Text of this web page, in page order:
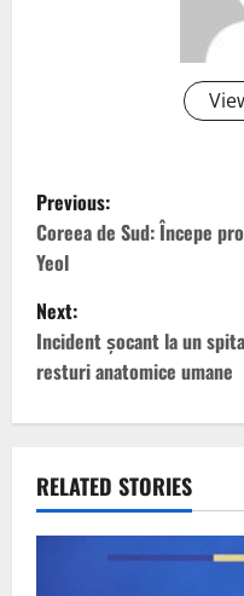
P
o
s
t
n
v
i
Previous:
Coreea de Sud: Începe
Yeol
Next:
Incident şocant la un
resturi anatomice umane
RELATED STORIES